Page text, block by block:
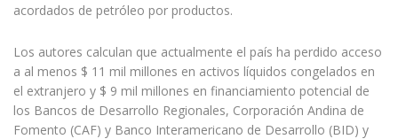
acordados de petróleo por productos.
Los autores calculan que actualmente el país ha perdido acceso
a al menos $ 11 mil millones en activos líquidos congelados en
el extranjero y $ 9 mil millones en financiamiento potencial de
los Bancos de Desarrollo Regionales, Corporación Andina de
Fomento (CAF) y Banco Interamericano de Desarrollo (BID) y